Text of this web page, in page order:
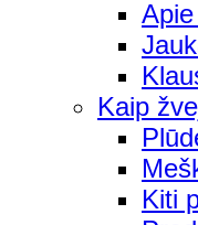
Kaip
Kiti